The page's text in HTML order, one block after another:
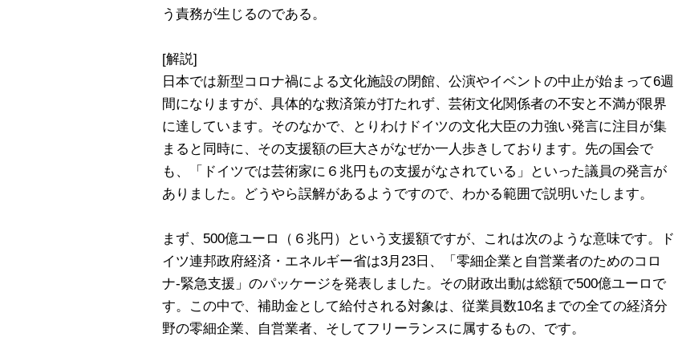
う責務が生じるのである。
[解説]
日本では新型コロナ禍による文化施設の閉館、公演やイベントの中止が始まって6週
間になりますが、具体的な救済策が打たれず、芸術文化関係者の不安と不満が限界
に達しています。そのなかで、とりわけドイツの文化大臣の力強い発言に注目が集
まると同時に、その支援額の巨大さがなぜか一人歩きしております。先の国会で
も、「ドイツでは芸術家に６兆円もの支援がなされている」といった議員の発言が
ありました。どうやら誤解があるようですので、わかる範囲で説明いたします。
まず、500億ユーロ（６兆円）という支援額ですが、これは次のような意味です。ド
イツ連邦政府経済・エネルギー省は3月23日、「零細企業と自営業者のためのコロ
ナ-緊急支援」のパッケージを発表しました。その財政出動は総額で500億ユーロで
す。この中で、補助金として給付される対象は、従業員数10名までの全ての経済分
野の零細企業、自営業者、そしてフリーランスに属するもの、です。